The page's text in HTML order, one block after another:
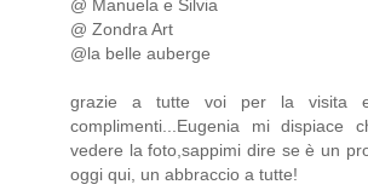
@ Manuela e Silvia
@ Zondra Art
@la belle auberge
grazie a tutte voi per la visita
complimenti...Eugenia mi dispiace
vedere la foto,sappimi dire se è un
oggi qui, un abbraccio a tutte!